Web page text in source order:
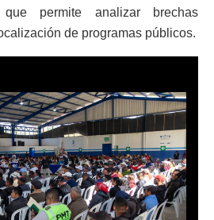
permite analizar brechas
de programas públicos.